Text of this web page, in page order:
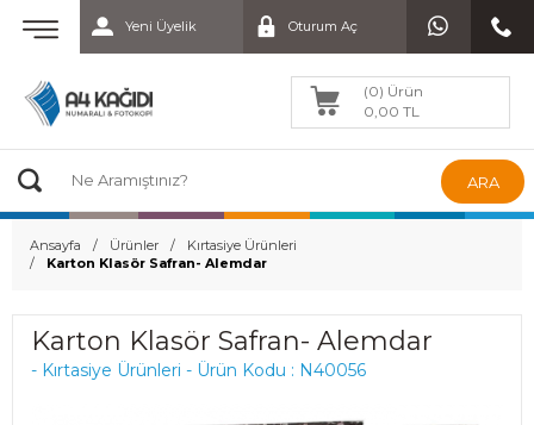
Yeni Üyelik Oturum Aç
(0) Ürün
0,00 TL
ARA
Ansayfa Ürünler
Kırtasiye Ürünleri
Karton Klasör Safran- Alemdar
Karton Klasör Safran- Alemdar
- Kırtasiye Ürünleri - Ürün Kodu : N40056